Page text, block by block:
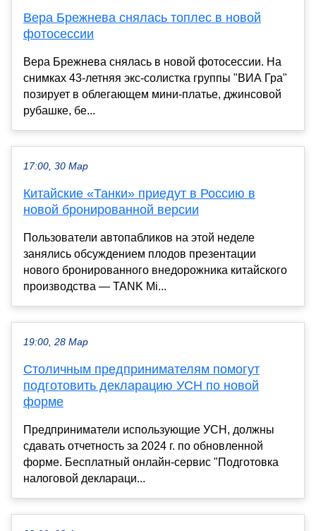
Вера Брежнева снялась топлес в новой
фотосессии
Вера Брежнева снялась в новой фотосессии. На
снимках 43-летняя экс-солистка группы "ВИА Гра"
позирует в облегающем мини-платье, джинсовой
рубашке, бе...
17:00, 30 Мар
Китайские «Танки» приедут в Россию в
новой бронированной версии
Пользователи автопабликов на этой неделе
занялись обсуждением плодов презентации
нового бронированного внедорожника китайского
производства — TANK Mi...
19:00, 28 Мар
Столичным предпринимателям помогут
подготовить декларацию УСН по новой
форме
Предприниматели использующие УСН, должны
сдавать отчетность за 2024 г. по обновленной
форме. Бесплатный онлайн-сервис "Подготовка
налоговой деклараци...